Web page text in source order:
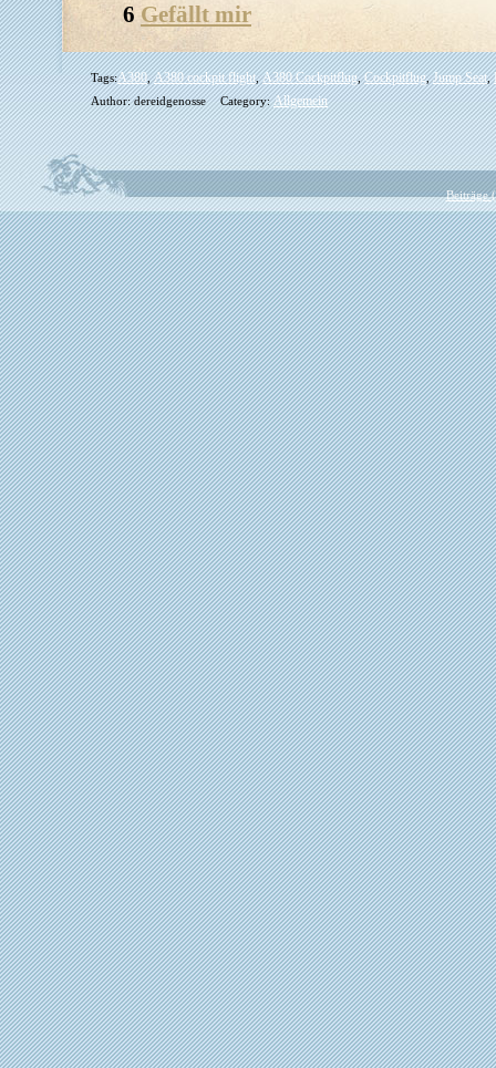
6 Gefällt mir
Tags:A380,A380 cockpit flight,A380 Cockpitflug,Cockpitflug,Jump Seat,
Author: dereidgenosse Category:Allgemein
Beiträge